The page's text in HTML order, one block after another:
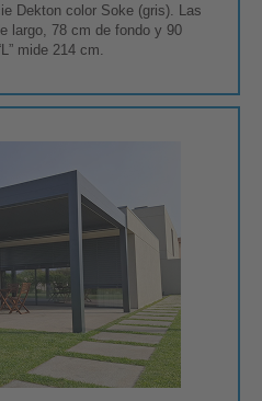
Dekton color Soke (gris). Las
largo, 78 cm de fondo y 90
mide 214 cm.